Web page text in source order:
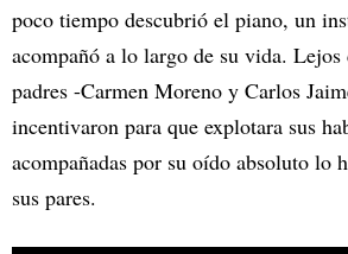
poco tiempo descubrió el piano, un
acompañó a lo largo de su vida. Lejos
padres -Carmen Moreno y Carlos
incentivaron para que explotara sus
acompañadas por su oído absoluto lo
sus pares.